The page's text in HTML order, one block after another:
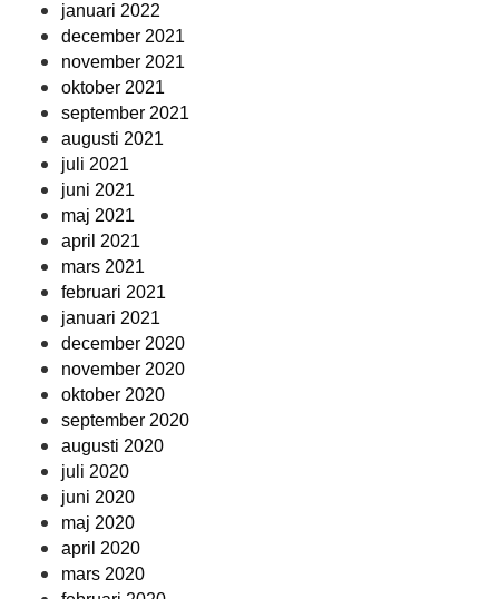
januari 2022
december 2021
november 2021
oktober 2021
september 2021
augusti 2021
juli 2021
juni 2021
maj 2021
april 2021
mars 2021
februari 2021
januari 2021
december 2020
november 2020
oktober 2020
september 2020
augusti 2020
juli 2020
juni 2020
maj 2020
april 2020
mars 2020